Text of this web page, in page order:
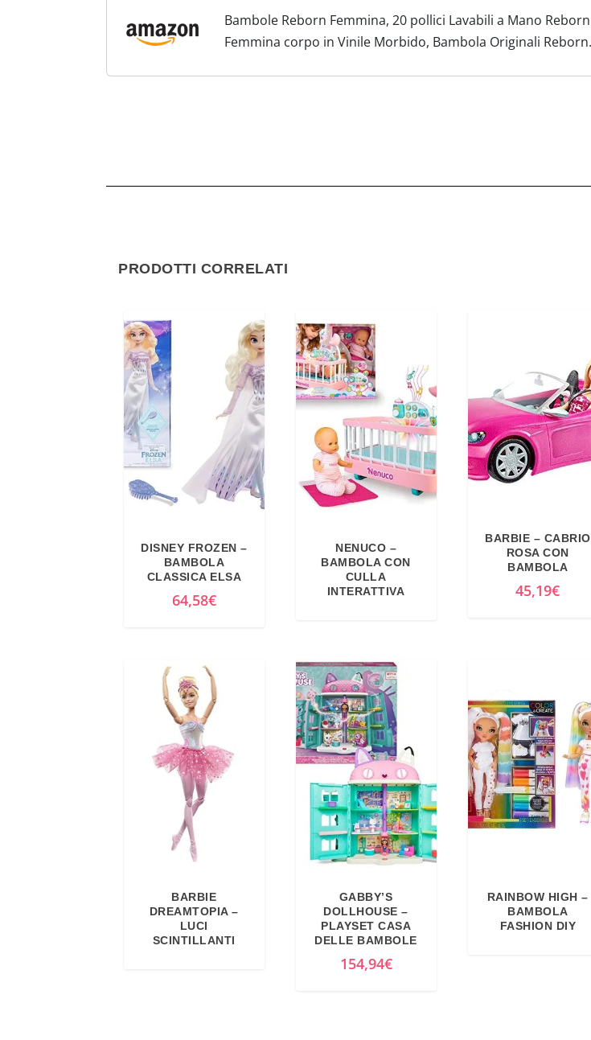
Bambole Reborn Femmina, 20 pollici Lavabili a Mano Reborn
Femmina corpo in Vinile Morbido, Bambola Originali Reborn
PRODOTTI CORRELATI
DISNEY FROZEN –
BAMBOLA
CLASSICA ELSA
64,58€
NENUCO –
BAMBOLA CON
CULLA
INTERATTIVA
BARBIE – CABRIO
ROSA CON
BAMBOLA
45,19€
BARBIE
DREAMTOPIA –
LUCI
SCINTILLANTI
GABBY’S
DOLLHOUSE –
PLAYSET CASA
DELLE BAMBOLE
154,94€
RAINBOW HIGH –
BAMBOLA
FASHION DIY